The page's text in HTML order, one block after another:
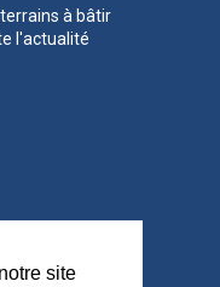
site
terrains à bâtir
l'actualité